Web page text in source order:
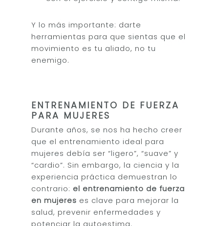
Y lo más importante: darte
herramientas para que sientas que el
movimiento es tu aliado, no tu
enemigo.
ENTRENAMIENTO DE FUERZA
PARA MUJERES
Durante años, se nos ha hecho creer
que el entrenamiento ideal para
mujeres debía ser “ligero”, “suave” y
“cardio”. Sin embargo, la ciencia y la
experiencia práctica demuestran lo
contrario: el entrenamiento de fuerza
en mujeres es clave para mejorar la
salud, prevenir enfermedades y
potenciar la autoestima.